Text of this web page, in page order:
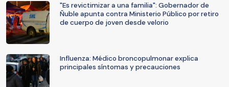
"Es revictimizar a una familia": Gobernador de
Ñuble apunta contra Ministerio Público por retiro
de cuerpo de joven desde velorio
Influenza: Médico broncopulmonar explica
principales síntomas y precauciones